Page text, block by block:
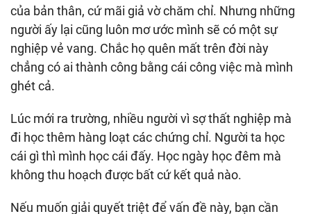
của bản thân, cứ mãi giả vờ chăm chỉ. Nhưng những
người ấy lại cũng luôn mơ ước mình sẽ có một sự
nghiệp vẻ vang. Chắc họ quên mất trên đời này
chẳng có ai thành công bằng cái công việc mà mình
ghét cả.
Lúc mới ra trường, nhiều người vì sợ thất nghiệp mà
đi học thêm hàng loạt các chứng chỉ. Người ta học
cái gì thì mình học cái đấy. Học ngày học đêm mà
không thu hoạch được bất cứ kết quả nào.
Nếu muốn giải quyết triệt để vấn đề này, bạn cần